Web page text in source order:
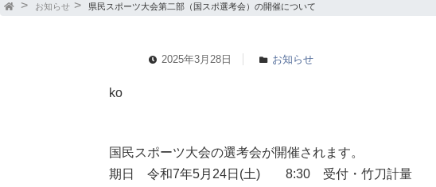
お知らせ 県民スポーツ大会第二部（国スポ選考会）の開催について
2025年3月28日 お知らせ
ko
国民スポーツ大会の選考会が開催されます。
期日 令和7年5月24日(土) 8:30 受付・竹刀計量